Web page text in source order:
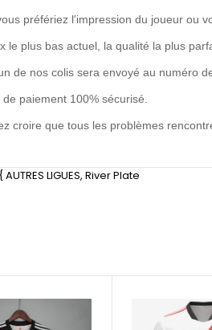
préfériez l'impression du joueur ou
le plus bas actuel, la qualité la plus
de nos colis sera envoyé au numéro
paiement 100% sécurisé.
croire que tous les problèmes
{AUTRES LIGUES, River Plate